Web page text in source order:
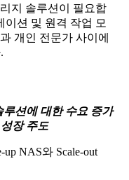
지 솔루션이 필요합
이션 및 원격 작업 모
개인 전문가 사이에
션에 대한 수요 증가
장 주도
NAS와 Scale-out